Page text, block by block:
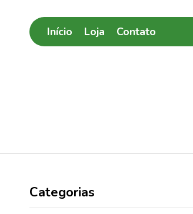
Início Loja Contato
Categorias